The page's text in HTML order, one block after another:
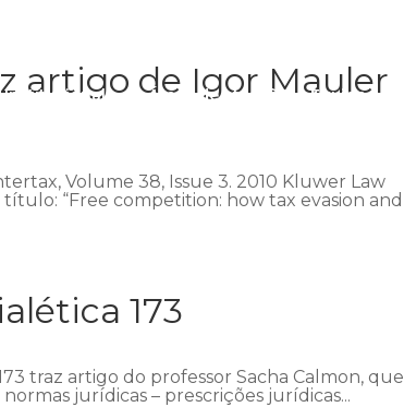
Institucional Áreas de atuação Equipe
artigo de Igor Mauler
Volume 38, Issue 3. 2010 Kluwer Law
“Free competition: how tax evasion and
173
traz artigo do professor Sacha Calmon, que
jurídicas – prescrições jurídicas...